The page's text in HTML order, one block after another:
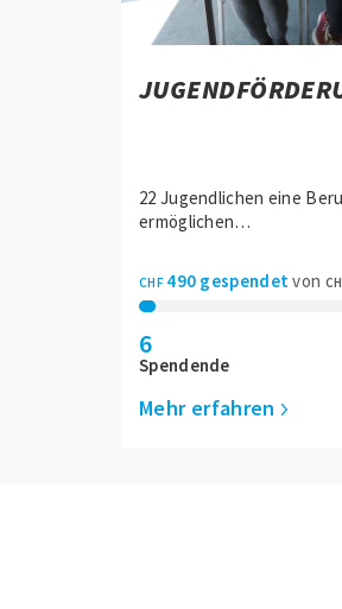
Ihr
22 Jugendlichen eine
ermöglichen…
CHF490 gespendetvon
6
Spendende
Mehr erfahren